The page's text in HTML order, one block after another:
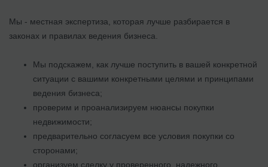
Мы - местная экспертиза, которая лучше разбирается в
законах и правилах ведения бизнеса.
Мы подскажем, как лучше поступить в вашей конкретной
ситуации с вашими конкретными целями и принципами
ведения бизнеса;
проверим и проанализируем нюансы покупки
недвижимости;
предварительно согласуем все условия покупки со
сторонами;
организуем сделку у проверенного, надежного,